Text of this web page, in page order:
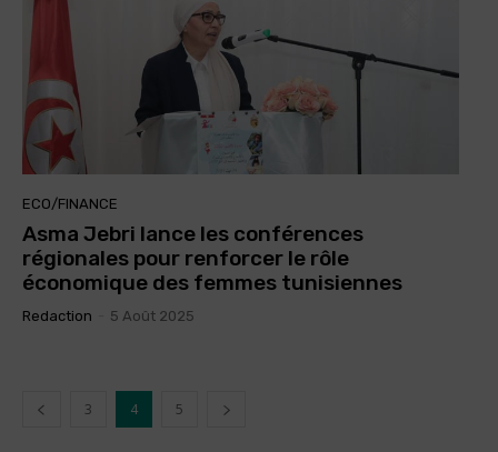
ECO/FINANCE
Asma Jebri lance les conférences
régionales pour renforcer le rôle
économique des femmes tunisiennes
Redaction 5 Août 2025
3 4 5